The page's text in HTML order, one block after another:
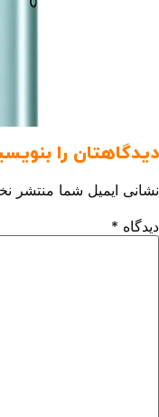
دیدگاهتان را
نشانی ایمیل شما منتشر
دیدگاه *